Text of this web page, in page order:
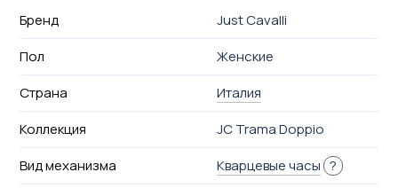
Бренд
Just Cavalli
Пол
Женские
Страна
Италия
Коллекция
JC Trama Doppio
Вид механизма
Кварцевые часы ?